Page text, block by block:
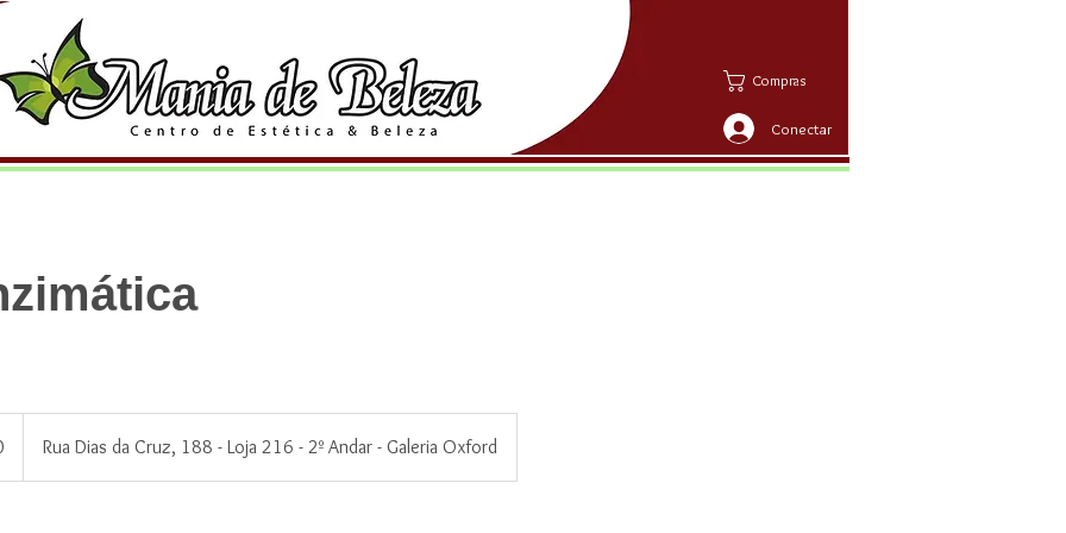
Conectar
Compras
Rua Dias da Cruz, 188 - Loja 216 - 2º Andar - Galeria Oxford